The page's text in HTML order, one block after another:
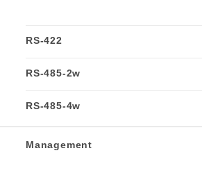
RS-422
RS-485-2w
RS-485-4w
Management